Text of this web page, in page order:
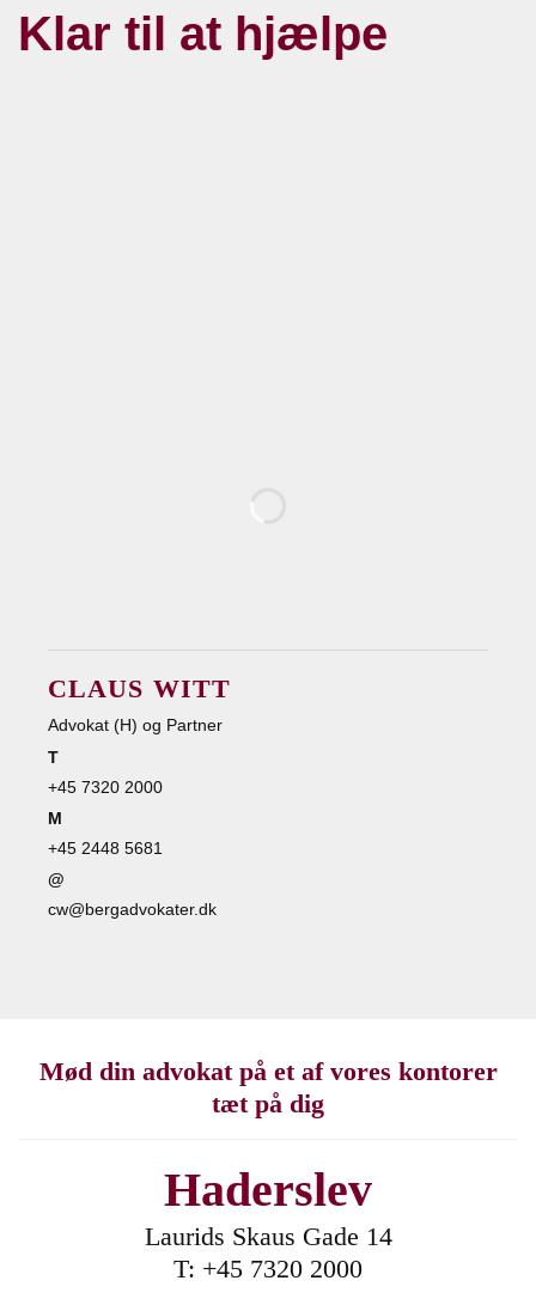
Klar til at hjælpe
CLAUS WITT
Advokat (H) og Partner
T
+45 7320 2000
M
+45 2448 5681
@
cw@bergadvokater.dk
Mød din advokat på et af vores kontorer
tæt på dig
Haderslev
Laurids Skaus Gade 14
T: +45 7320 2000